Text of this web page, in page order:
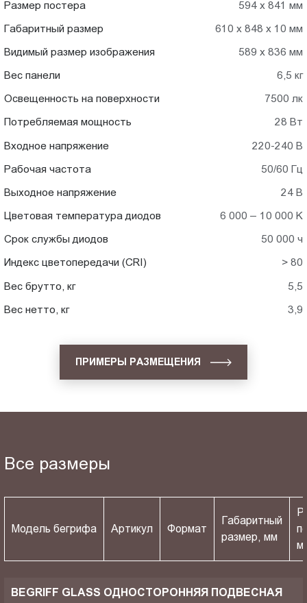
Размер постера 594 х 841 мм
Габаритный размер 610 х 848 х 10 мм
Видимый размер изображения 589 х 836 мм
Вес панели 6,5 кг
Освещенность на поверхности 7500 лк
Потребляемая мощность 28 Вт
Входное напряжение 220-240 В
Рабочая частота 50/60 Гц
Выходное напряжение 24 В
Цветовая температура диодов 6 000 – 10 000 K
Срок службы диодов 50 000 ч
Индекс цветопередачи (CRI) > 80
Вес брутто, кг 5,5
Вес нетто, кг 3,9
ПРИМЕРЫ РАЗМЕЩЕНИЯ
Все размеры
Модель бегрифа Артикул Формат
Габаритный
размер, мм
BEGRIFF GLASS ОДНОСТОРОННЯЯ ПОДВЕСНАЯ